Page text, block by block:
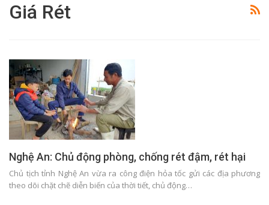
Giá Rét
Nghệ An: Chủ động phòng, chống rét đậm, rét hại
Chủ tịch tỉnh Nghệ An vừa ra công điện hỏa tốc gửi các địa phương
theo dõi chặt chẽ diễn biến của thời tiết, chủ động…